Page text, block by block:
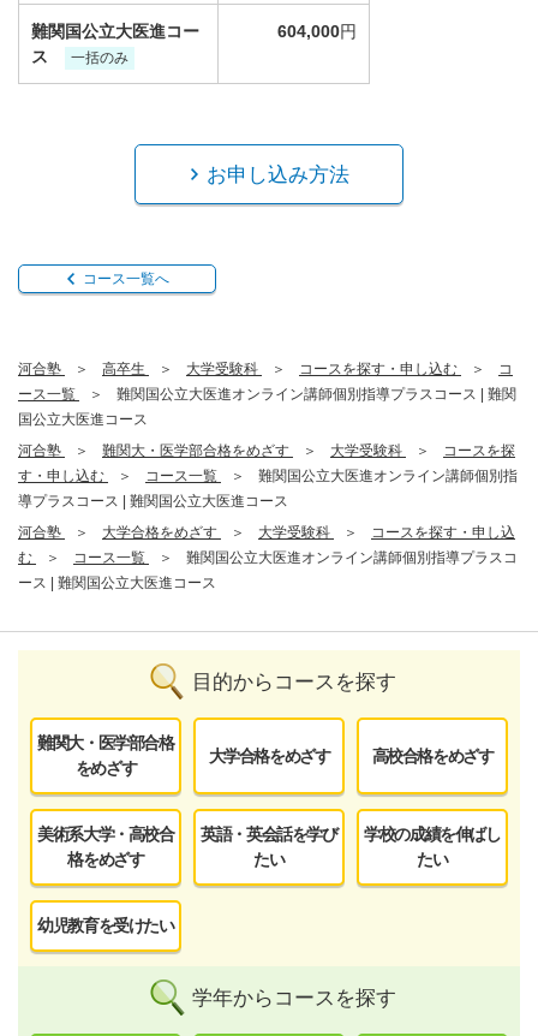
難関国公立大医進コー
ス
一括のみ
604,000円
お申し込み方法
コース一覧へ
河合塾 高卒生 大学受験科 コースを探す・申し込む
コ
ース一覧
難関国公立大医進オンライン講師個別指導プラスコース | 難関
国公立大医進コース
河合塾
難関大・医学部合格をめざす 大学受験科
コースを探
す・申し込む
コース一覧
難関国公立大医進オンライン講師個別指
導プラスコース | 難関国公立大医進コース
河合塾
大学合格をめざす 大学受験科
コースを探す・申し込
む
コース一覧
難関国公立大医進オンライン講師個別指導プラスコ
ース | 難関国公立大医進コース
目的からコースを探す
難関大・医学部合格
をめざす
大学合格をめざす 高校合格をめざす
美術系大学・高校合
格をめざす
英語・英会話を学び
たい
学校の成績を伸ばし
たい
幼児教育を受けたい
学年からコースを探す